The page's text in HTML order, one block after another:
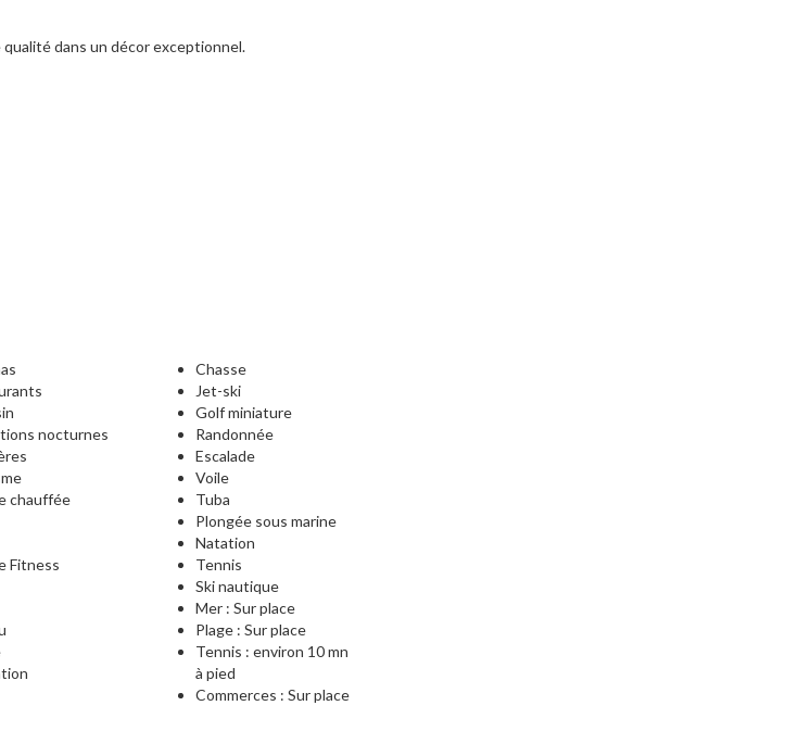
dans un décor exceptionnel.
nocturnes
chauffée
Fitness
Chasse
Jet-ski
Golf miniature
Randonnée
Escalade
Voile
Tuba
Plongée sous marine
Natation
Tennis
Ski nautique
Mer : Sur place
Plage : Sur place
Tennis : environ 10 mn
à pied
Commerces : Sur place